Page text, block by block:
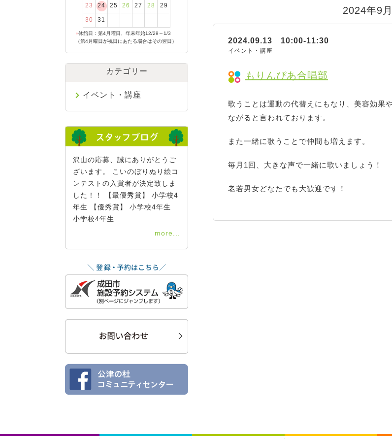
2024年9
もりんぴあ合唱部
2024.09.13 10:00-11:30
イベント・講座
歌うことは運動の代替えにもなり、美容効果
ながると言われております。
また一緒に歌うことで仲間も増えます。
毎月1回、大きな声で一緒に歌いましょう！
老若男女どなたでも大歓迎です！
23 24 25 26 27 28 29
30 31
●休館日：第4月曜日、年末年始12/29～1/3
（第4月曜日が祝日にあたる場合はその翌日）
カテゴリー
イベント・講座
沢山の応募、誠にありがとうご
ざいます。 こいのぼりぬり絵コ
ンテストの入賞者が決定致しま
した！！ 【最優秀賞】 小学校4
年生 【優秀賞】 小学校4年生
小学校4年生
more...